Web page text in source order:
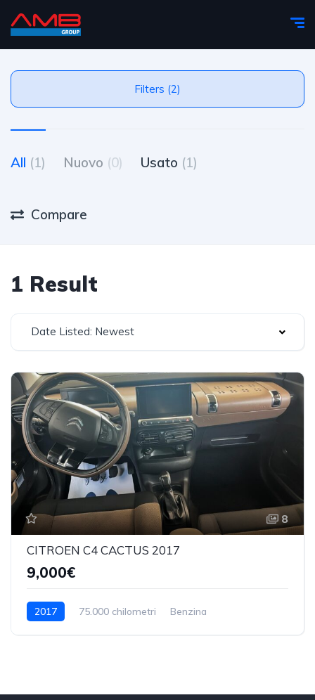
Filters (2)
All (1) Nuovo (0) Usato (1)
Compare
1 Result
Date Listed: Newest
8
CITROEN C4 CACTUS 2017
9,000€
2017 75.000 chilometri Benzina